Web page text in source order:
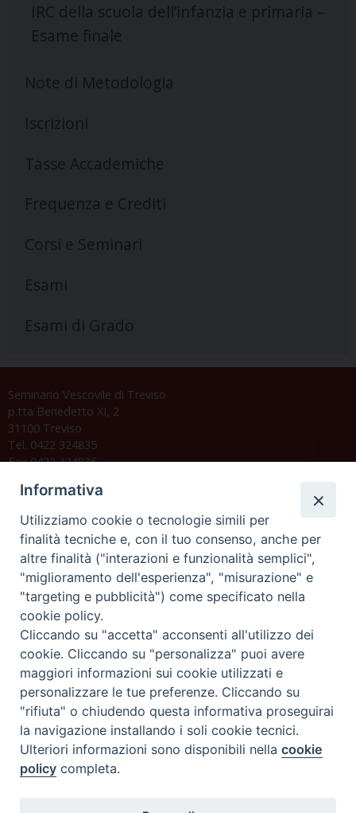
IRC della scuola dell’infanzia e primaria –
Esame finale
Note di Metodologia
Iscrizioni
Tasse Accademiche
Frequenza e Crediti
Corsi e Seminari
Esami
Esami di Grado
Seminario Vescovile di Treviso
p.tta Benedetto XI, 2
31100 Treviso
Tel. 0422 324835
Fax 0422 324836
Orario di segreteria
Lunedì 17.30-19.30
Martedì 17.30-19.30
Mercoledì 17.30-19.30
Giovedì 17.30-19.30
Venerdì chiuso
Sabato 9.30-11.30
Privacy e sicurezza
Informativa
Utilizziamo cookie o tecnologie simili per
finalità tecniche e, con il tuo consenso, anche per
altre finalità ("interazioni e funzionalità semplici",
"miglioramento dell'esperienza", "misurazione" e
"targeting e pubblicità") come specificato nella
cookie policy.
Cliccando su "accetta" acconsenti all'utilizzo dei
cookie. Cliccando su "personalizza" puoi avere
maggiori informazioni sui cookie utilizzati e
personalizzare le tue preferenze. Cliccando su
"rifiuta" o chiudendo questa informativa proseguirai
la navigazione installando i soli cookie tecnici.
Ulteriori informazioni sono disponibili nellacookie
policy completa.